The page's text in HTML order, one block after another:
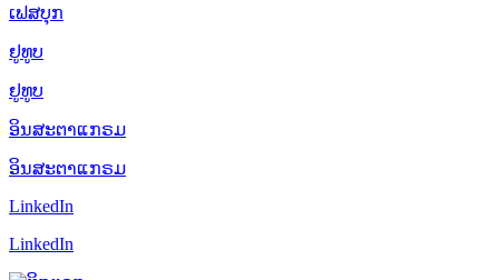
ເຟສບຸກ
ຢູທູບ
ຢູທູບ
ອິນສະຕາແກຣມ
ອິນສະຕາແກຣມ
LinkedIn
LinkedIn